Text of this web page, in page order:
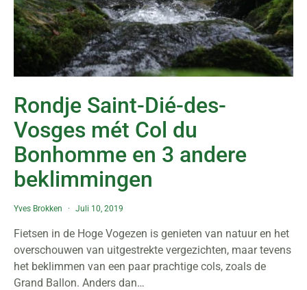
Rondje Saint-Dié-des-
Vosges mét Col du
Bonhomme en 3 andere
beklimmingen
Yves Brokken Juli 10, 2019
Fietsen in de Hoge Vogezen is genieten van natuur en het
overschouwen van uitgestrekte vergezichten, maar tevens
het beklimmen van een paar prachtige cols, zoals de
Grand Ballon. Anders dan…